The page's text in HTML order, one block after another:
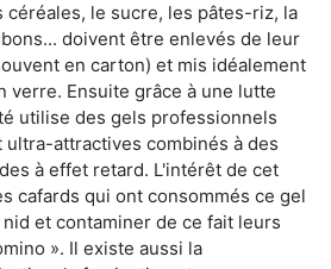
céréales, le sucre, les pâtes-riz, la
doivent être enlevés de leur
en carton) et mis idéalement
verre. Ensuite grâce à une lutte
utilise des gels professionnels
attractives combinés à des
à effet retard. L'intérêt de cet
cafards qui ont consommés ce gel
et contaminer de ce fait leurs
». Il existe aussi la